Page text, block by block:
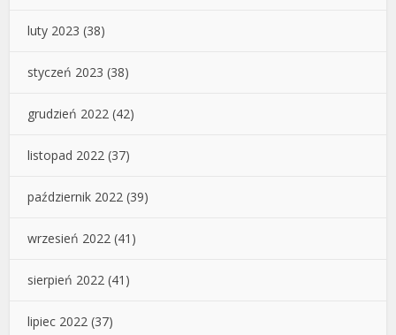
luty 2023 (38)
styczeń 2023 (38)
grudzień 2022 (42)
listopad 2022 (37)
październik 2022 (39)
wrzesień 2022 (41)
sierpień 2022 (41)
lipiec 2022 (37)